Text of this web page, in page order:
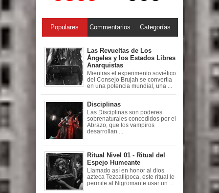
Populares Commentarios Categorías
Las Revueltas de Los
Ángeles y los Estados Libres
Anarquistas
Mientras el experimento soviético
del Consejo Brujah se convertía
en una potencia mundial, una ...
Disciplinas
Las Disciplinas son poderes
sobrenaturales concedidos por el
Abrazo, que los vampiros
desarrollan ...
Ritual Nivel 01 - Ritual del
Espejo Humeante
Llamado así en honor al dios
azteca Tezcatlipoca, este ritual le
permite al Nigromante usar un ...